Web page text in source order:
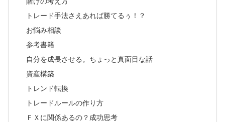
トレード手法さえあれば勝てるぅ！？
お悩み相談
参考書籍
自分を成長させる。ちょっと真面目な話
資産構築
トレンド転換
トレードルールの作り方
ＦＸに関係あるの？成功思考